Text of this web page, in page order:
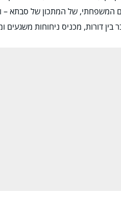
של המתכון של סבתא –
דורות, מכניס ניחוחות